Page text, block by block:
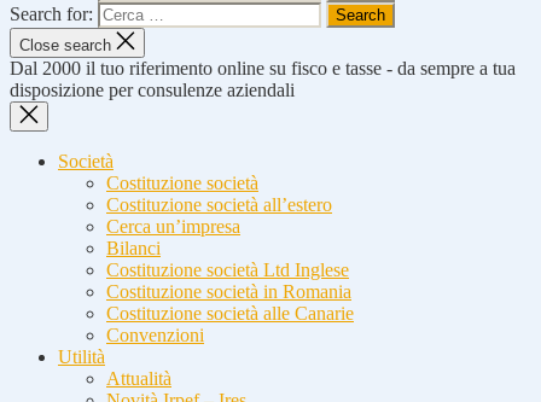
Search for:
Close search
Dal 2000 il tuo riferimento online su fisco e tasse - da sempre a tua
disposizione per consulenze aziendali
Società
Costituzione società
Costituzione società all’estero
Cerca un’impresa
Bilanci
Costituzione società Ltd Inglese
Costituzione società in Romania
Costituzione società alle Canarie
Convenzioni
Utilità
Attualità